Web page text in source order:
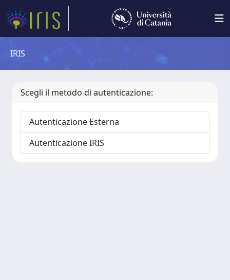
IRIS
Scegli il metodo di autenticazione:
Autenticazione Esterna
Autenticazione IRIS